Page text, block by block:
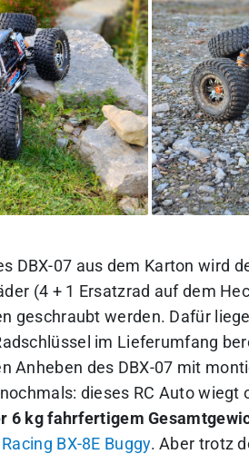
DBX-07 aus dem Karton wird
(4 + 1 Ersatzrad auf dem
geschraubt werden. Dafür
im Lieferumfang
Anheben des DBX-07 mit
dieses RC Auto
6 kg fahrfertigem
BX-8E Buggy. Aber trotz